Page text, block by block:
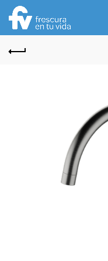
Hablemos...
Solo tenes